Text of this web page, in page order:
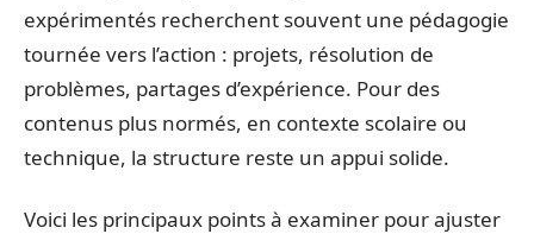
expérimentés recherchent souvent une pédagogie
tournée vers l’action : projets, résolution de
problèmes, partages d’expérience. Pour des
contenus plus normés, en contexte scolaire ou
technique, la structure reste un appui solide.
Voici les principaux points à examiner pour ajuster